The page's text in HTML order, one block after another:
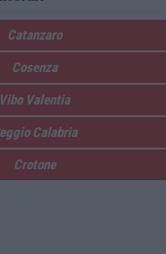
Catanzaro
Cosenza
Vibo Valentia
Calabria
Crotone